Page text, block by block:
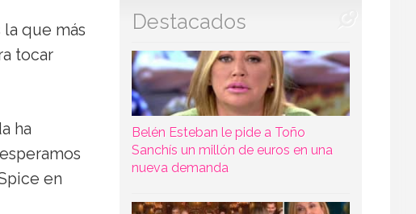
que más
tocar
ha
en
Destacados
Belén Esteban le pide a Toño
Sanchís un millón de euros en una
nueva demanda